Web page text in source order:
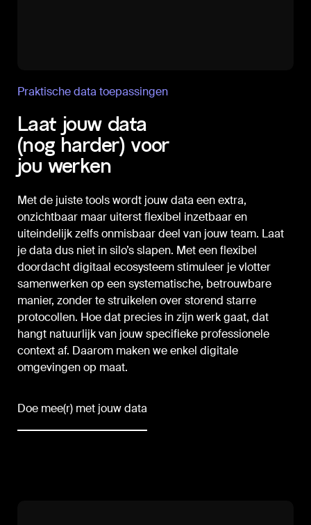
Praktische data toepassingen
Laat jouw data
(nog harder) voor
jou werken
Met de juiste tools wordt jouw data een extra,
onzichtbaar maar uiterst flexibel inzetbaar en
uiteindelijk zelfs onmisbaar deel van jouw team. Laat
je data dus niet in silo’s slapen. Met een flexibel
doordacht digitaal ecosysteem stimuleer je vlotter
samenwerken op een systematische, betrouwbare
manier, zonder te struikelen over storend starre
protocollen. Hoe dat precies in zijn werk gaat, dat
hangt natuurlijk van jouw specifieke professionele
context af. Daarom maken we enkel digitale
omgevingen op maat.
Doe mee(r) met jouw data